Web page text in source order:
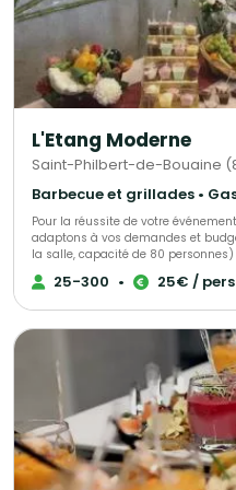
précisément à chaque besoin de votre
sa talentueuse équipe, c'est
événementielle de premier choix
expertise composite en
de dépasser vos attentes et de
instants mémorables pour vous et vos convives.
c'est faire le choix d'une expertise
L'Etang Moderne
Saint-Philbert-de-Bouaine
Pour la réussite de votre
adaptons à vos demandes et
la salle, capacité de 80
vous ferons profiter de notre
25-300 • 25€ /